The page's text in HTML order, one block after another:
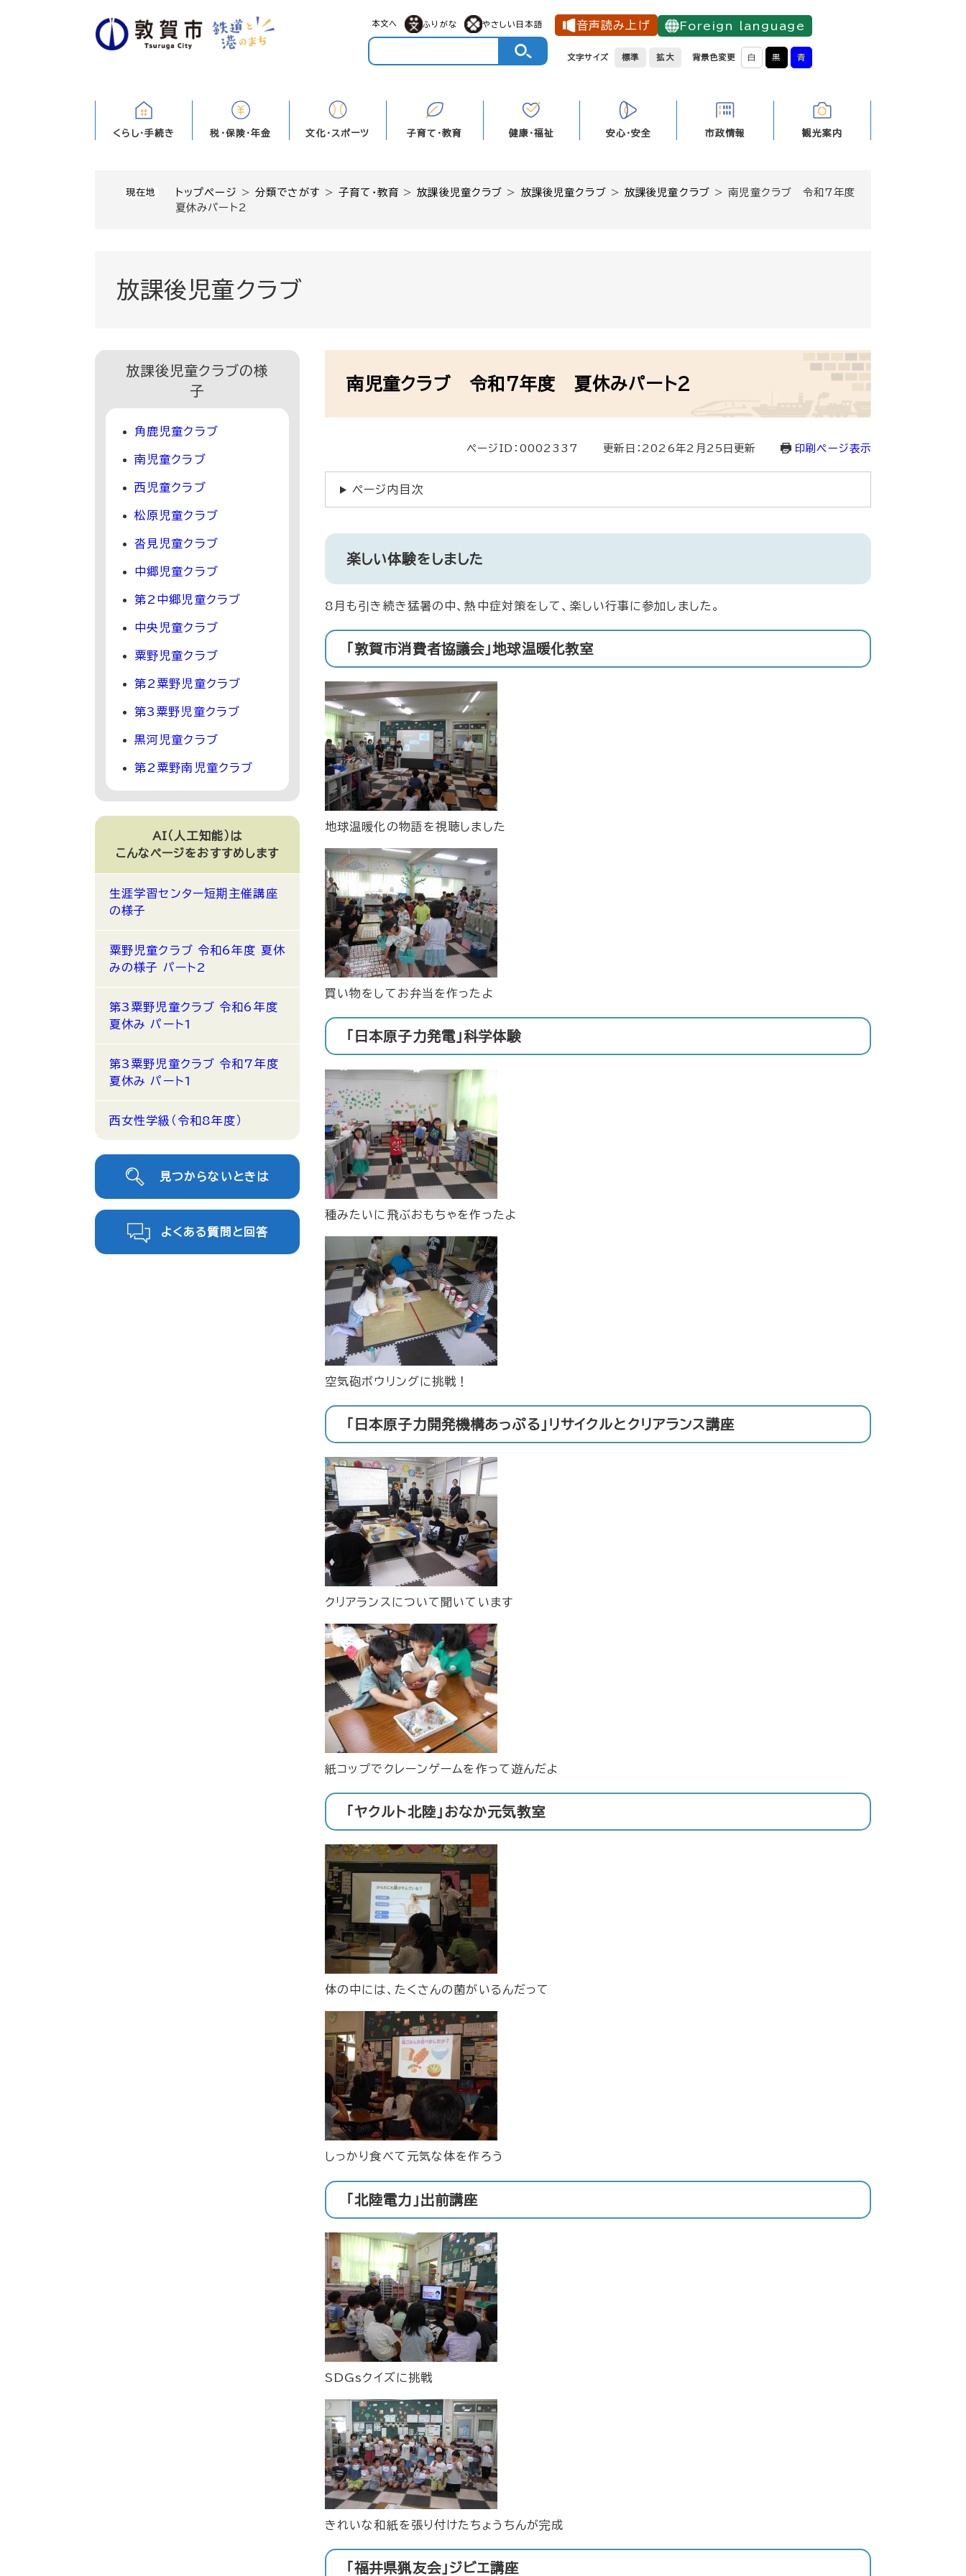
メニューを飛ばして本文へ
本文へ ふりがな やさしい日本語 音声読み上げ Foreign language
文字サイズ 標準 拡大 背景色変更 白 黒 青
くらし・手続き 税・保険・年金 文化・スポーツ 子育て・教育 健康・福祉 安心・安全 市政情報 観光案内
現在地 トップページ >分類でさがす >子育て・教育 >放課後児童クラブ > 放課後児童クラブ >放課後児童クラブ >南児童クラブ 令和7年度
夏休みパート2
放課後児童クラブ
南児童クラブ 令和7年度 夏休みパート2
ページID：0002337 更新日：2026年2月25日更新 印刷ページ表示
ページ内目次
楽しい体験をしました
8月も引き続き猛暑の中、熱中症対策をして、楽しい行事に参加しました。
「敦賀市消費者協議会」地球温暖化教室
地球温暖化の物語を視聴しました
買い物をしてお弁当を作ったよ
「日本原子力発電」科学体験
種みたいに飛ぶおもちゃを作ったよ
空気砲ボウリングに挑戦！
「日本原子力開発機構あっぷる」リサイクルとクリアランス講座
クリアランスについて聞いています
紙コップでクレーンゲームを作って遊んだよ
「ヤクルト北陸」おなか元気教室
体の中には、たくさんの菌がいるんだって
しっかり食べて元気な体を作ろう
「北陸電力」出前講座
SDGsクイズに挑戦
きれいな和紙を張り付けたちょうちんが完成
「福井県猟友会」ジビエ講座
放課後児童クラブの様
子
角鹿児童クラブ
南児童クラブ
西児童クラブ
松原児童クラブ
沓見児童クラブ
中郷児童クラブ
第2中郷児童クラブ
中央児童クラブ
粟野児童クラブ
第2粟野児童クラブ
第3粟野児童クラブ
黒河児童クラブ
第2粟野南児童クラブ
AI（人工知能）は
こんなページをおすすめします
生涯学習センター短期主催講座
の様子
粟野児童クラブ 令和6年度 夏休
みの様子 パート2
第3粟野児童クラブ 令和6年度
夏休み パート1
第3粟野児童クラブ 令和7年度
夏休み パート1
西女性学級（令和8年度）
見つからないときは
よくある質問と回答